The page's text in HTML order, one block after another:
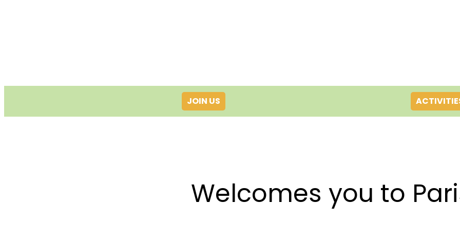
JOIN US
Welcomes you to